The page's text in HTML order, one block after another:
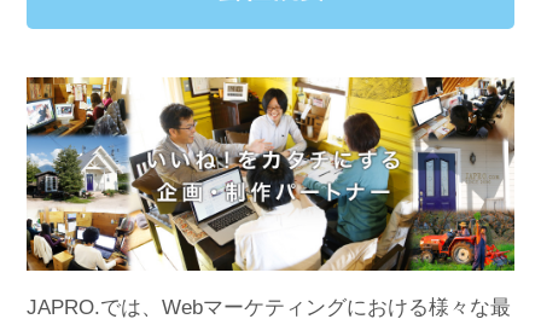
JAPRO.では、Webマーケティングにおける様々な最